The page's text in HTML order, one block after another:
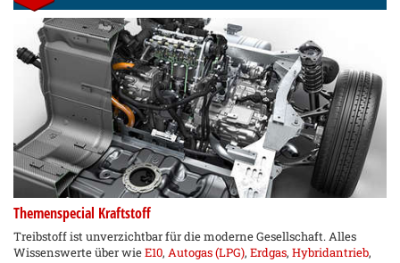
Themenspecial Kraftstoff
Treibstoff ist unverzichtbar für die moderne Gesellschaft. Alles
Wissenswerte über wieE10, Autogas (LPG), Erdgas, Hybridantrieb,